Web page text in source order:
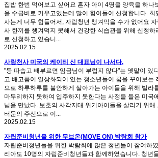
집밥 한번 먹어보고 싶어요 혼자 아이 4명을 양육을 하나
을 수급비로 키우고있는데 많이 힘이들어 신청합니다. 희
사는게 너무 힘들어서, 자립청년 챙겨먹을 수가 없어요
사 한끼를 챙겨먹지 못해서 건강한 식습관을 위해 신청하
로 신청하고 있습니...
2025.02.15
사랑천사 미국의 케이티 신 대표님이 나서다.
"등 따습고 배부르면 임금님이 부럽지 않다"는 옛말이 있
고 배고픔이 일상화되어 있는 청소년들이 꿈을 꾸어보는
으로 하루하루를 불안하게 살아가는 아이들을 위해 빌라
마무리하지 못하여 입주하지 못한다는 사정을 들은 미국
님을 만났다. 보호의 사각지대 위기아이들을 살리기 위해
터문의 주선으로 이...
2025.02.15
자립준비청년을 위한 무브온(MOVE ON) 박람회 참가
자립준비청년들을 위한 박람회에 많은 청년들이 참여하
리아도 10명의 자립준비청년들과 함께하였습니다. 청년